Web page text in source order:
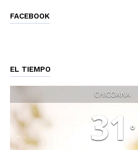
FACEBOOK
EL TIEMPO
CHICOANA
31 °